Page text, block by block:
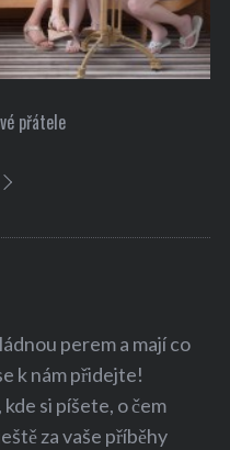
přátele
perem a mají co
k nám přidejte!
si píšete, o čem
za vaše příběhy